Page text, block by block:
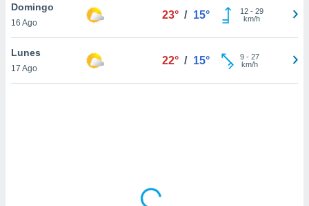
el sitio
ni para
o
Domingo
16 Ago
23° / 15° 12- 29
km/h
Lunes
17 Ago
22° / 15° 9- 27
km/h